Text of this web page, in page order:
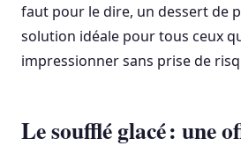
faut pour le dire, un dessert de
solution idéale pour tous ceux
impressionner sans prise de
Le soufflé glacé : une